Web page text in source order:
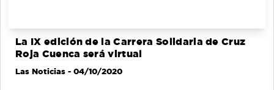
La IX edición de la Carrera Solidaria de Cruz
Roja Cuenca será virtual
Las Noticias - 04/10/2020